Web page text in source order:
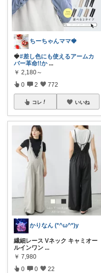
ちーちゃんママ🍓
🍓#差し色にも使えるアームカ
バー革命!!か ...
￥ 2,180～
0 2 772
コレ いいね
かりなん (*^ω^*)y
繊細レース Vネック キャミオー
ルインワン ...
￥ 7,980
0 0 22